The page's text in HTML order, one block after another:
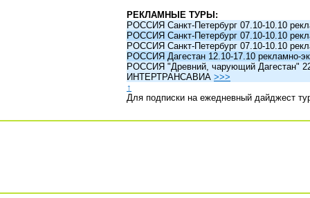
РЕКЛАМНЫЕ ТУРЫ:
РОССИЯ Санкт-Петербург 07.10-10.10
РОССИЯ Санкт-Петербург 07.10-10.10
РОССИЯ Санкт-Петербург 07.10-10.10
РОССИЯ Дагестан 12.10-17.10 рекламно-
РОССИЯ "Древний, чарующий Дагестан"
ИНТЕРТРАНСАВИА >>>
↑
Для подписки на ежедневный дайджест